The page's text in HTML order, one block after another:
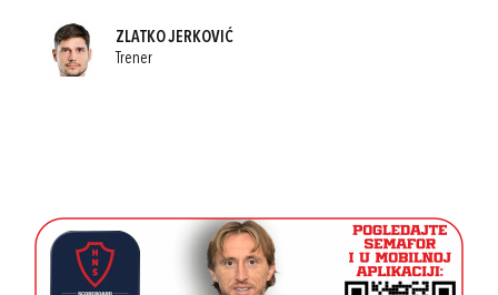
ZLATKO JERKOVIĆ
Trener